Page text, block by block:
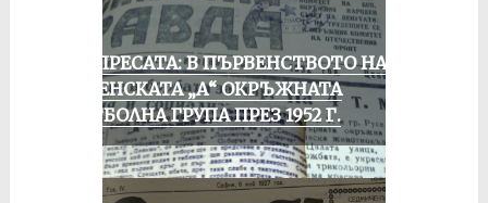
ОТ ПРЕСАТА: В ПЪРВЕНСТВОТО НА
РУСЕНСКАТА „А“ ОКРЪЖНАТА
ФУТБОЛНА ГРУПА ПРЕЗ 1952 Г.